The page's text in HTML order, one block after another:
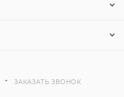
ЗАКАЗАТЬ ЗВОНОК